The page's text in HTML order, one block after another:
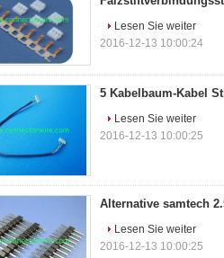
Lesen Sie weiter
2016-12-13 10:00:24
5 Kabelbaum-Kabel
Lesen Sie weiter
2016-12-13 10:00:25
Alternative samtech
Lesen Sie weiter
2016-12-13 10:00:25